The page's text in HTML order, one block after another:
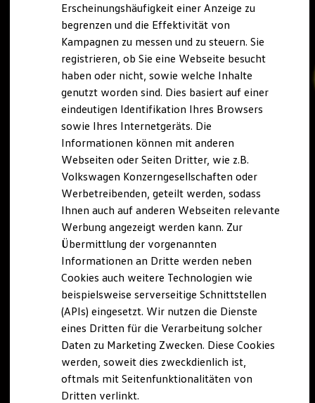
Marke und Erlebnis
Volkswagen R und R Experience
R-Modelle
R Experience
Driving Experience
Volkswagen entdecken
Werkbesichtigung
Lifestyle Shop
T-Roc Kollektion
Golf Kollektion
Volkswagen Kollektion
R-Kollektion
GTI Kollektion
Fußball Drop
we drive football
#wedriveproud
Besitzer und Service
myVolkswagen
Software Updates
Service und Ersatzteile
Inspektion und HU/AU
Reparaturen und Checks
Motorenöl und Flüssigkeiten
Räder und Reifen
Pannen- und Unfallhilfe
Economy Service
Volkswagen Teile
Zubehör
Modellspezifisches Zubehör
Erscheinungshäufigkeit einer Anzeige zu
begrenzen und die Effektivität von
Kampagnen zu messen und zu steuern. Sie
registrieren, ob Sie eine Webseite besucht
haben oder nicht, sowie welche Inhalte
genutzt worden sind. Dies basiert auf einer
eindeutigen Identifikation Ihres Browsers
sowie Ihres Internetgeräts. Die
Informationen können mit anderen
Webseiten oder Seiten Dritter, wie z.B.
Volkswagen Konzerngesellschaften oder
Werbetreibenden, geteilt werden, sodass
Ihnen auch auf anderen Webseiten relevante
Werbung angezeigt werden kann. Zur
Übermittlung der vorgenannten
Informationen an Dritte werden neben
Cookies auch weitere Technologien wie
beispielsweise serverseitige Schnittstellen
(APIs) eingesetzt. Wir nutzen die Dienste
eines Dritten für die Verarbeitung solcher
Daten zu Marketing Zwecken. Diese Cookies
werden, soweit dies zweckdienlich ist,
oftmals mit Seitenfunktionalitäten von
Dritten verlinkt.